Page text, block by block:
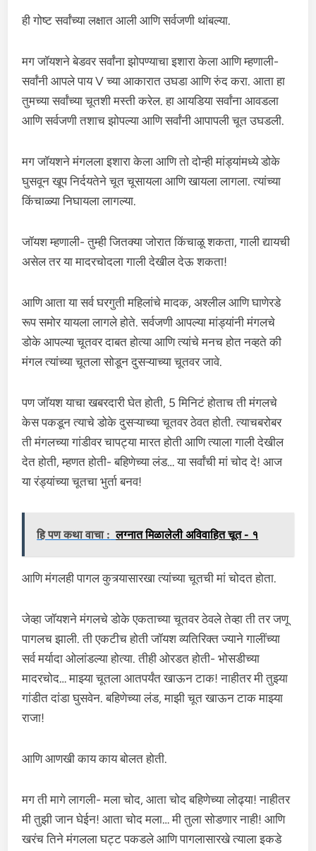
ही गोष्ट सर्वांच्या लक्षात आली आणि सर्वजणी थांबल्या.
मग जॉयशने बेडवर सर्वांना झोपण्याचा इशारा केला आणि म्हणाली-
सर्वांनी आपले पाय V च्या आकारात उघडा आणि रुंद करा. आता हा
तुमच्या सर्वांच्या चूतशी मस्ती करेल. हा आयडिया सर्वांना आवडला
आणि सर्वजणी तशाच झोपल्या आणि सर्वांनी आपापली चूत उघडली.
मग जॉयशने मंगलला इशारा केला आणि तो दोन्ही मांड्यांमध्ये डोके
घुसवून खूप निर्दयतेने चूत चूसायला आणि खायला लागला. त्यांच्या
किंचाळ्या निघायला लागल्या.
जॉयश म्हणाली- तुम्ही जितक्या जोरात किंचाळू शकता, गाली द्यायची
असेल तर या मादरचोदला गाली देखील देऊ शकता!
आणि आता या सर्व घरगुती महिलांचे मादक, अश्लील आणि घाणेरडे
रूप समोर यायला लागले होते. सर्वजणी आपल्या मांड्यांनी मंगलचे
डोके आपल्या चूतवर दाबत होत्या आणि त्यांचे मनच होत नव्हते की
मंगल त्यांच्या चूतला सोडून दुसऱ्याच्या चूतवर जावे.
पण जॉयश याचा खबरदारी घेत होती, 5 मिनिटं होताच ती मंगलचे
केस पकडून त्याचे डोके दुसऱ्याच्या चूतवर ठेवत होती. त्याचबरोबर
ती मंगलच्या गांडीवर चापट्या मारत होती आणि त्याला गाली देखील
देत होती, म्हणत होती- बहिणेच्या लंड… या सर्वांची मां चोद दे! आज
या रंड्यांच्या चूतचा भुर्ता बनव!
हि पण कथा वाचा : लग्नात मिळालेली अविवाहित चूत - १
आणि मंगलही पागल कुत्र्यासारखा त्यांच्या चूतची मां चोदत होता.
जेव्हा जॉयशने मंगलचे डोके एकताच्या चूतवर ठेवले तेव्हा ती तर जणू
पागलच झाली. ती एकटीच होती जॉयश व्यतिरिक्त ज्याने गालींच्या
सर्व मर्यादा ओलांडल्या होत्या. तीही ओरडत होती- भोसडीच्या
मादरचोद… माझ्या चूतला आतपर्यंत खाऊन टाक! नाहीतर मी तुझ्या
गांडीत दांडा घुसवेन. बहिणेच्या लंड, माझी चूत खाऊन टाक माझ्या
राजा!
आणि आणखी काय काय बोलत होती.
मग ती मागे लागली- मला चोद, आता चोद बहिणेच्या लोढ्या! नाहीतर
मी तुझी जान घेईन! आता चोद मला… मी तुला सोडणार नाही! आणि
खरंच तिने मंगलला घट्ट पकडले आणि पागलासारखे त्याला इकडे